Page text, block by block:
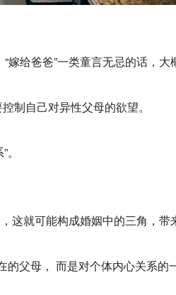
嫁给爸爸”一类童言无忌的话，大
制自己对异性父母的欲望。
这就可能构成婚姻中的三角，带
的父母， 而是对个体内心关系的